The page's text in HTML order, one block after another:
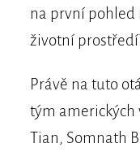
na první pohled
životní
Právě na tuto
tým amerických
Tian, Somnath